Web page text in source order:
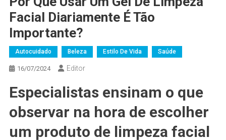
Facial Diariamente É Tão
Importante?
Autocuidado Beleza Estilo De Vida Saúde
16/07/2024 Editor
Especialistas ensinam o que
observar na hora de escolher
um produto de limpeza facial